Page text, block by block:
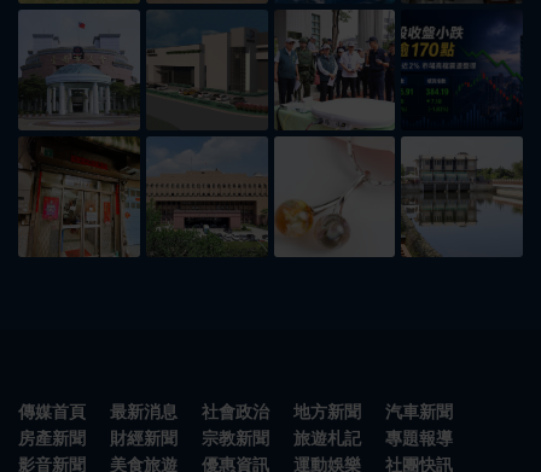
傳媒首頁 最新消息 社會政治 地方新聞
汽車新聞
房產新聞
財經新聞 宗教新聞 旅遊札記
專題報導
影音新聞
美食旅遊 優惠資訊 運動娛樂 社團快訊